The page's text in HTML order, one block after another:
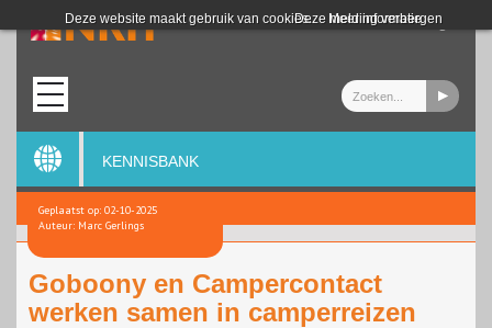
Deze website maakt gebruik van cookies. Meer informatie
Deze melding verbergen
Login
KENNISBANK
Geplaatst op: 02-10-2025
Auteur: Marc Gerlings
Goboony en Campercontact
werken samen in camperreizen